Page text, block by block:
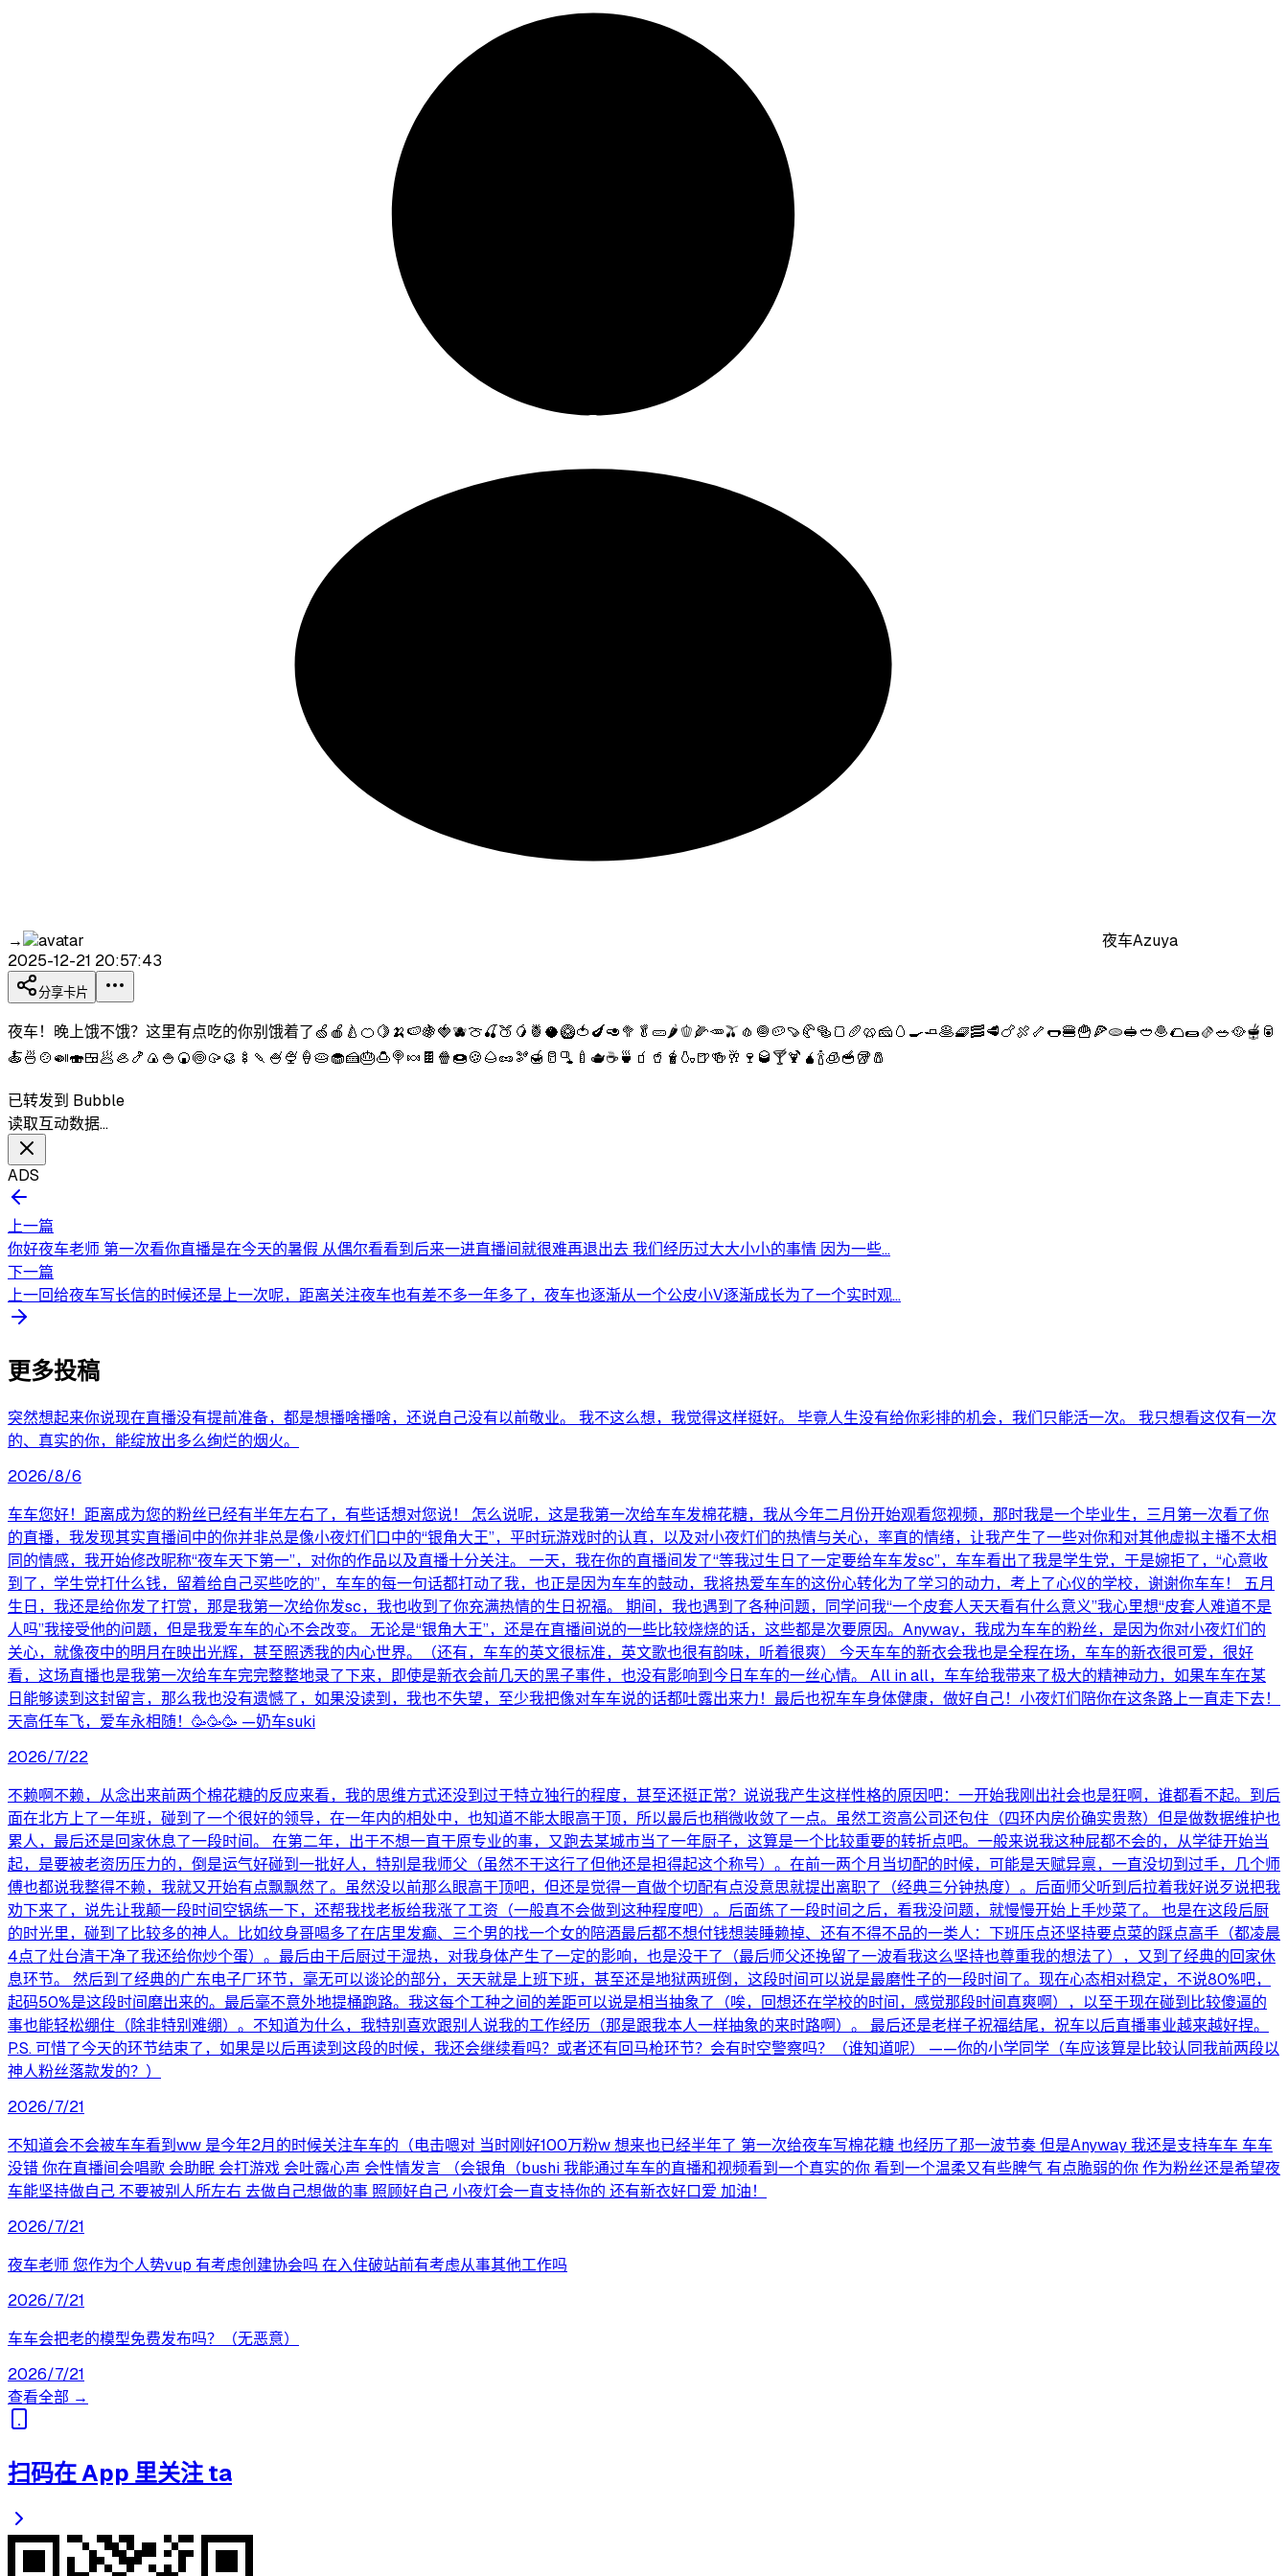
→
夜车Azuya
2025-12-21 20:57:43
分享卡片
夜车！晚上饿不饿？这里有点吃的你别饿着了🍏🍎🍐🍊🍋🍌🍉🍇🍓🫐🍈🍒🍑🥭🍍🥥🥝🍅🍆🥑🥦🥬🥒🌶🫑🌽🥕🫒🧄🧅🥔🍠🥐🥯🍞🥖🥨🧀🥚🍳🧈🥞🧇🥓🥩🍗🍖🦴🌭🍔🍟🍕🫓🥪🥙🧆🌮🌯🫔🥗🥘🫕🥫
🍝🍜🍲🍛🍣🍱🥟🦪🍤🍙🍚🍘🍥🥠🥮🍢🍡🍧🍨🍦🥧🧁🍰🎂🍮🍭🍬🍫🍿🍩🍪🌰🥜🫘🍯🥛🫗🍼🫖☕️🍵🧃🥤🧋🍶🍺🍻🥂🍷🥃🍸🍹🧉🍾🧊🥣🥡🧂
已转发到 Bubble
读取互动数据…
ADS
上一篇
你好夜车老师 第一次看你直播是在今天的暑假 从偶尔看看到后来一进直播间就很难再退出去 我们经历过大大小小的事情 因为一些...
下一篇
上一回给夜车写长信的时候还是上一次呢，距离关注夜车也有差不多一年多了，夜车也逐渐从一个公皮小V逐渐成长为了一个实时观...
更多投稿
突然想起来你说现在直播没有提前准备，都是想播啥播啥，还说自己没有以前敬业。 我不这么想，我觉得这样挺好。 毕竟人生没有给你彩排的机会，我们只能活一次。 我只想看这仅有一次
的、真实的你，能绽放出多么绚烂的烟火。
2026/8/6
车车您好！距离成为您的粉丝已经有半年左右了，有些话想对您说！ 怎么说呢，这是我第一次给车车发棉花糖，我从今年二月份开始观看您视频，那时我是一个毕业生，三月第一次看了你
的直播，我发现其实直播间中的你并非总是像小夜灯们口中的“银角大王”，平时玩游戏时的认真，以及对小夜灯们的热情与关心，率直的情绪，让我产生了一些对你和对其他虚拟主播不太相
同的情感，我开始修改昵称“夜车天下第一”，对你的作品以及直播十分关注。 一天，我在你的直播间发了“等我过生日了一定要给车车发sc”，车车看出了我是学生党，于是婉拒了，“心意收
到了，学生党打什么钱，留着给自己买些吃的”，车车的每一句话都打动了我，也正是因为车车的鼓动，我将热爱车车的这份心转化为了学习的动力，考上了心仪的学校，谢谢你车车！ 五月
生日，我还是给你发了打赏，那是我第一次给你发sc，我也收到了你充满热情的生日祝福。 期间，我也遇到了各种问题，同学问我“一个皮套人天天看有什么意义”我心里想“皮套人难道不是
人吗”我接受他的问题，但是我爱车车的心不会改变。 无论是“银角大王”，还是在直播间说的一些比较烧烧的话，这些都是次要原因。Anyway，我成为车车的粉丝，是因为你对小夜灯们的
关心，就像夜中的明月在映出光辉，甚至照透我的内心世界。（还有，车车的英文很标准，英文歌也很有韵味，听着很爽） 今天车车的新衣会我也是全程在场，车车的新衣很可爱，很好
看，这场直播也是我第一次给车车完完整整地录了下来，即使是新衣会前几天的黑子事件，也没有影响到今日车车的一丝心情。 All in all，车车给我带来了极大的精神动力，如果车车在某
日能够读到这封留言，那么我也没有遗憾了，如果没读到，我也不失望，至少我把像对车车说的话都吐露出来力！最后也祝车车身体健康，做好自己！小夜灯们陪你在这条路上一直走下去！
天高任车飞，爱车永相随！🥳🥳🥳 —奶车suki
2026/7/22
不赖啊不赖，从念出来前两个棉花糖的反应来看，我的思维方式还没到过于特立独行的程度，甚至还挺正常？说说我产生这样性格的原因吧：一开始我刚出社会也是狂啊，谁都看不起。到后
面在北方上了一年班，碰到了一个很好的领导，在一年内的相处中，也知道不能太眼高于顶，所以最后也稍微收敛了一点。虽然工资高公司还包住（四环内房价确实贵熬）但是做数据维护也
累人，最后还是回家休息了一段时间。 在第二年，出于不想一直干原专业的事，又跑去某城市当了一年厨子，这算是一个比较重要的转折点吧。一般来说我这种屁都不会的，从学徒开始当
起，是要被老资历压力的，倒是运气好碰到一批好人，特别是我师父（虽然不干这行了但他还是担得起这个称号）。在前一两个月当切配的时候，可能是天赋异禀，一直没切到过手，几个师
傅也都说我整得不赖，我就又开始有点飘飘然了。虽然没以前那么眼高于顶吧，但还是觉得一直做个切配有点没意思就提出离职了（经典三分钟热度）。后面师父听到后拉着我好说歹说把我
劝下来了，说先让我颠一段时间空锅练一下，还帮我找老板给我涨了工资（一般真不会做到这种程度吧）。后面练了一段时间之后，看我没问题，就慢慢开始上手炒菜了。 也是在这段后厨
的时光里，碰到了比较多的神人。比如纹身哥喝多了在店里发癫、三个男的找一个女的陪酒最后都不想付钱想装睡赖掉、还有不得不品的一类人：下班压点还坚持要点菜的踩点高手（都凌晨
4点了灶台清干净了我还给你炒个蛋）。最后由于后厨过于湿热，对我身体产生了一定的影响，也是没干了（最后师父还挽留了一波看我这么坚持也尊重我的想法了），又到了经典的回家休
息环节。 然后到了经典的广东电子厂环节，毫无可以谈论的部分，天天就是上班下班，甚至还是地狱两班倒，这段时间可以说是最磨性子的一段时间了。现在心态相对稳定，不说80%吧，
起码50%是这段时间磨出来的。最后毫不意外地提桶跑路。我这每个工种之间的差距可以说是相当抽象了（唉，回想还在学校的时间，感觉那段时间真爽啊），以至于现在碰到比较傻逼的
事也能轻松绷住（除非特别难绷）。不知道为什么，我特别喜欢跟别人说我的工作经历（那是跟我本人一样抽象的来时路啊）。 最后还是老样子祝福结尾，祝车以后直播事业越来越好捏。
P.S. 可惜了今天的环节结束了，如果是以后再读到这段的时候，我还会继续看吗？或者还有回马枪环节？会有时空警察吗？（谁知道呢） ——你的小学同学（车应该算是比较认同我前两段以
神人粉丝落款发的？）
2026/7/21
不知道会不会被车车看到ww 是今年2月的时候关注车车的（电击嗯对 当时刚好100万粉w 想来也已经半年了 第一次给夜车写棉花糖 也经历了那一波节奏 但是Anyway 我还是支持车车 车车
没错 你在直播间会唱歌 会助眠 会打游戏 会吐露心声 会性情发言 （会银角（bushi 我能通过车车的直播和视频看到一个真实的你 看到一个温柔又有些脾气 有点脆弱的你 作为粉丝还是希望夜
车能坚持做自己 不要被别人所左右 去做自己想做的事 照顾好自己 小夜灯会一直支持你的 还有新衣好口爱 加油！
2026/7/21
夜车老师 您作为个人势vup 有考虑创建协会吗 在入住破站前有考虑从事其他工作吗
2026/7/21
车车会把老的模型免费发布吗？（无恶意）
2026/7/21
查看全部 →
扫码在 App 里关注 ta